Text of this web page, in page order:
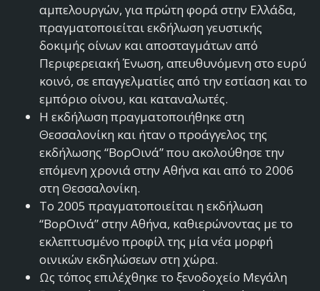
αμπελουργών, για πρώτη φορά στην Ελλάδα,
πραγματοποιείται εκδήλωση γευστικής
δοκιμής οίνων και αποσταγμάτων από
Περιφερειακή Ένωση, απευθυνόμενη στο ευρύ
κοινό, σε επαγγελματίες από την εστίαση και το
εμπόριο οίνου, και καταναλωτές.
Η εκδήλωση πραγματοποιήθηκε στη
Θεσσαλονίκη και ήταν ο προάγγελος της
εκδήλωσης “ΒορΟινά” που ακολούθησε την
επόμενη χρονιά στην Αθήνα και από το 2006
στη Θεσσαλονίκη.
Το 2005 πραγματοποιείται η εκδήλωση
“ΒορΟινά” στην Αθήνα, καθιερώνοντας με το
εκλεπτυσμένο προφίλ της μία νέα μορφή
οινικών εκδηλώσεων στη χώρα.
Ως τόπος επιλέχθηκε το ξενοδοχείο Μεγάλη